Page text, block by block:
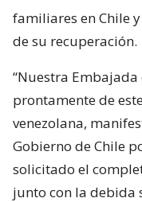
familiares en Chile
de su recuperación.
“Nuestra
prontamente de
venezolana,
Gobierno de Chile
solicitado el
junto con la debida